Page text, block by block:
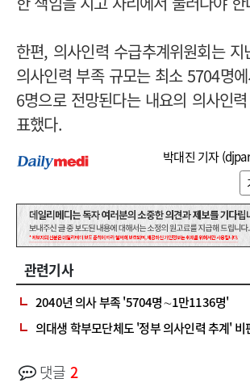
한편, 의사인력 수급추계위원회는
의사인력 부족 규모는 최소 5704명
6명으로 전망된다는 내요의 의사인
표했다.
박대진 기자 (
관련기사
2040년 의사 부족 '5704명∼1만1136명'
의대생 학부모단체도 '정부 의사인력 추계' 비
댓글 2